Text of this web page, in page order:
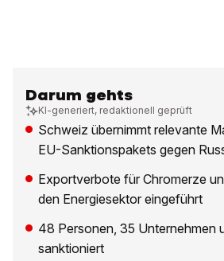
Darum gehts
KI-generiert, redaktionell geprüft
Schweiz übernimmt relevante
EU-Sanktionspakets gegen
Exportverbote für Chromerze
den Energiesektor eingeführt
48 Personen, 35 Unternehmen
sanktioniert